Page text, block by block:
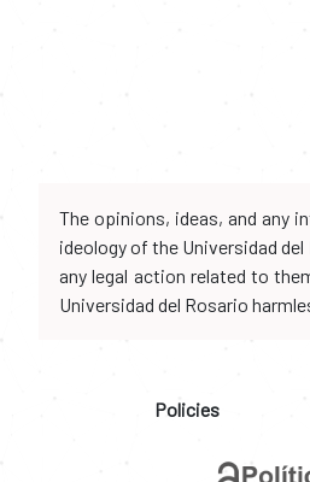
The opinions, ideas, and any
ideology of the Universidad
any legal action related to
Universidad del Rosario
Policies